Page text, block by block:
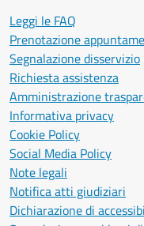
Leggi le FAQ
Prenotazione
Segnalazione disservizio
Richiesta assistenza
Amministrazione
Informativa privacy
Cookie Policy
Social Media Policy
Note legali
Notifica atti giudiziari
Dichiarazione di